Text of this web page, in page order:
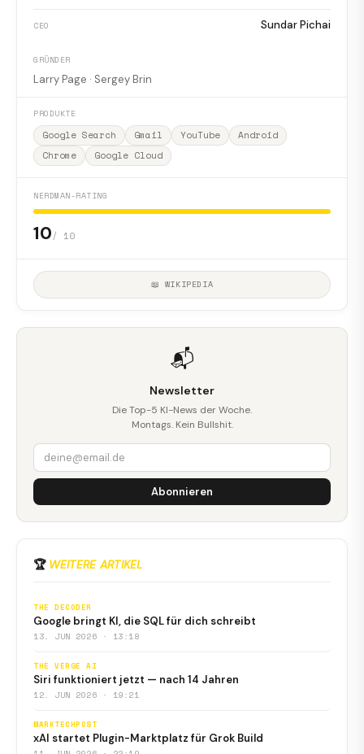
CEO Sundar Pichai
GRÜNDER
Larry Page · Sergey Brin
PRODUKTE
Google Search Gmail YouTube
Android
Chrome
Google Cloud
NERDMAN-RATING
10/ 10
📖 WIKIPEDIA
📬
Newsletter
Die Top-5 KI-News der Woche.
Montags. Kein Bullshit.
Abonnieren
🏆 WEITERE ARTIKEL
THE DECODER
Google bringt KI, die SQL für dich schreibt
13. JUN 2026 · 13:18
THE VERGE AI
Siri funktioniert jetzt — nach 14 Jahren
12. JUN 2026 · 19:21
MARKTECHPOST
xAI startet Plugin-Marktplatz für Grok Build